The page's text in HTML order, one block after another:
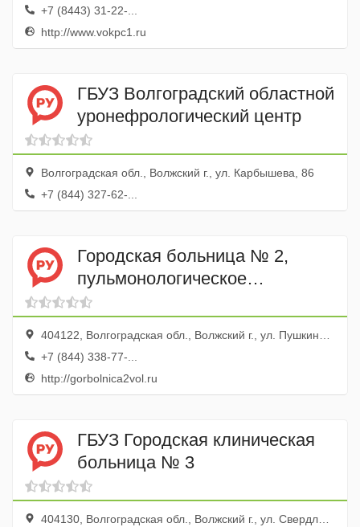
+7 (8443) 31-22-...
http://www.vokpc1.ru
ГБУЗ Волгоградский областной
уронефрологический центр
Волгоградская обл., Волжский г., ул. Карбышева, 86
+7 (844) 327-62-...
Городская больница № 2,
пульмонологическое
отделение
404122, Волгоградская обл., Волжский г., ул. Пушкина, 49
+7 (844) 338-77-...
http://gorbolnica2vol.ru
ГБУЗ Городская клиническая
больница № 3
404130, Волгоградская обл., Волжский г., ул. Свердлова, 36